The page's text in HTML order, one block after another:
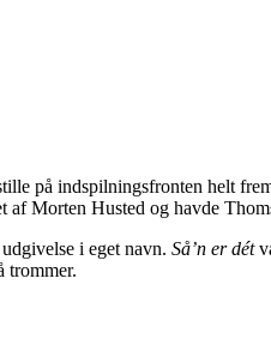
på indspilningsfronten helt
Morten Husted og havde
i eget navn. Så’n er dét
trommer.